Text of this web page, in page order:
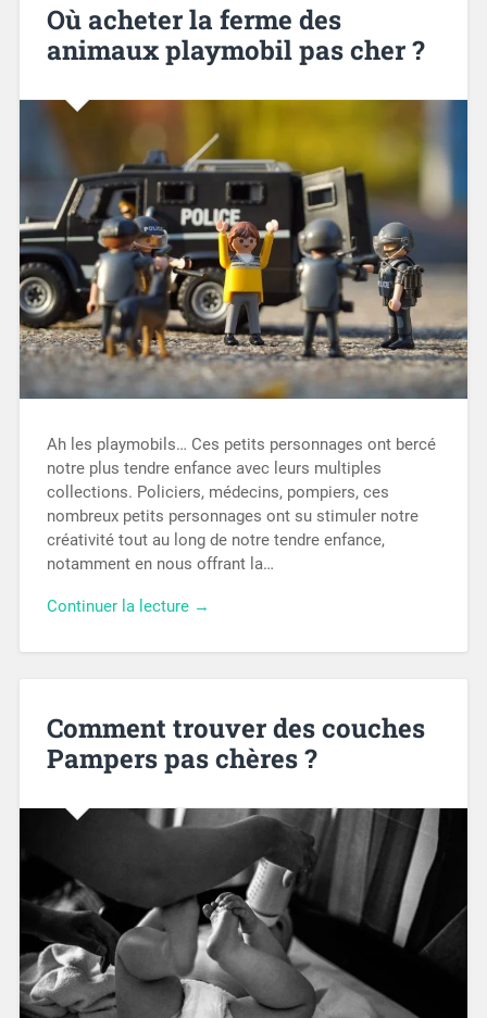
Où acheter la ferme des
animaux playmobil pas cher ?
Ah les playmobils… Ces petits personnages ont bercé
notre plus tendre enfance avec leurs multiples
collections. Policiers, médecins, pompiers, ces
nombreux petits personnages ont su stimuler notre
créativité tout au long de notre tendre enfance,
notamment en nous offrant la…
Continuer la lecture →
Comment trouver des couches
Pampers pas chères ?